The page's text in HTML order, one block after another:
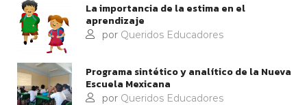
La importancia de la estima en el
aprendizaje
por Queridos Educadores
Programa sintético y analítico de la Nueva
Escuela Mexicana
por Queridos Educadores